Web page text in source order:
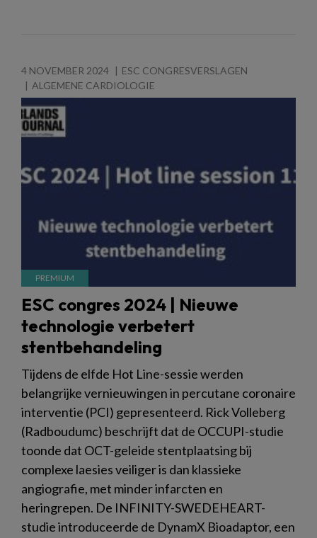
4 NOVEMBER 2024
ESC CONGRESVERSLAGEN
ALGEMENE CARDIOLOGIE
ESC congres 2024 | Nieuwe
technologie verbetert
stentbehandeling
Tijdens de elfde Hot Line-sessie werden
belangrijke vernieuwingen in percutane coronaire
interventie (PCI) gepresenteerd. Rick Volleberg
(Radboudumc) beschrijft dat de OCCUPI-studie
toonde dat OCT-geleide stentplaatsing bij
complexe laesies veiliger is dan klassieke
angiografie, met minder infarcten en
heringrepen. De INFINITY-SWEDEHEART-
studie introduceerde de DynamX Bioadaptor, een